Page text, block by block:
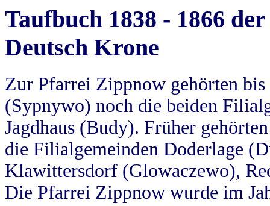
Taufbuch 1838 - 1866
Deutsch Krone
Zur Pfarrei Zippnow gehörten
(Sypnywo) noch die beiden
Jagdhaus (Budy). Früher
die Filialgemeinden Doderlage
Klawittersdorf (Glowaczewo),
Die Pfarrei Zippnow wurde im